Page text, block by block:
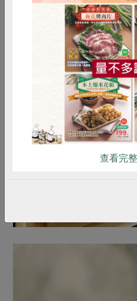
RPET
雞蛋 食安
查看完整